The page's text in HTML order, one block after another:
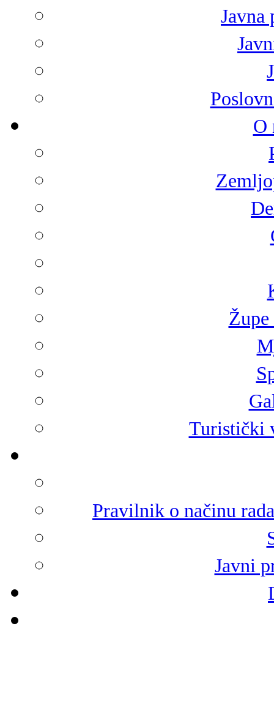
Javna
O
Turistički
Pravilnik o načinu
Javni